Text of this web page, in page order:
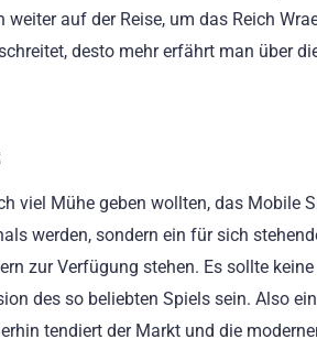
auf der Reise, um das Reich
desto mehr erfährt man über
viel Mühe geben wollten, das Mobile
werden, sondern ein für sich
zur Verfügung stehen. Es sollte
des so beliebten Spiels sein. Also
tendiert der Markt und die